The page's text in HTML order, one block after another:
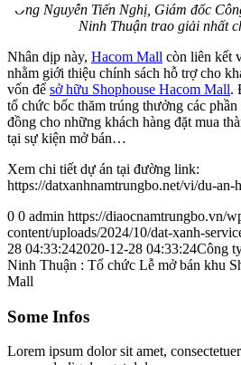
Ông Nguyễn Tiến Nghị, Giám đốc
Ninh Thuận trao giải nhất
Nhân dịp này, Hacom Mall còn liên kết
nhằm giới thiệu chính sách hỗ trợ cho
vốn để sở hữu Shophouse Hacom Mall.
tổ chức bốc thăm trúng thưởng các
đồng cho những khách hàng đặt mua
tại sự kiện mở bán…
Xem chi tiết dự án tại đường link:
https://datxanhnamtrungbo.net/vi/du-
0 0 admin https://diaocnamtrungbo.vn/
content/uploads/2024/10/dat-xanh-
28 04:33:242020-12-28 04:33:24Công
Ninh Thuận : Tổ chức Lễ mở bán khu
Mall
Some Infos
Lorem ipsum dolor sit amet,